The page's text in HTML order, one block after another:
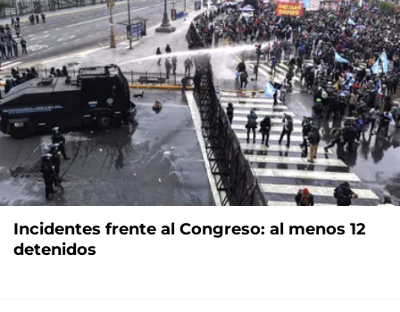
Incidentes frente al Congreso: al menos 12
detenidos